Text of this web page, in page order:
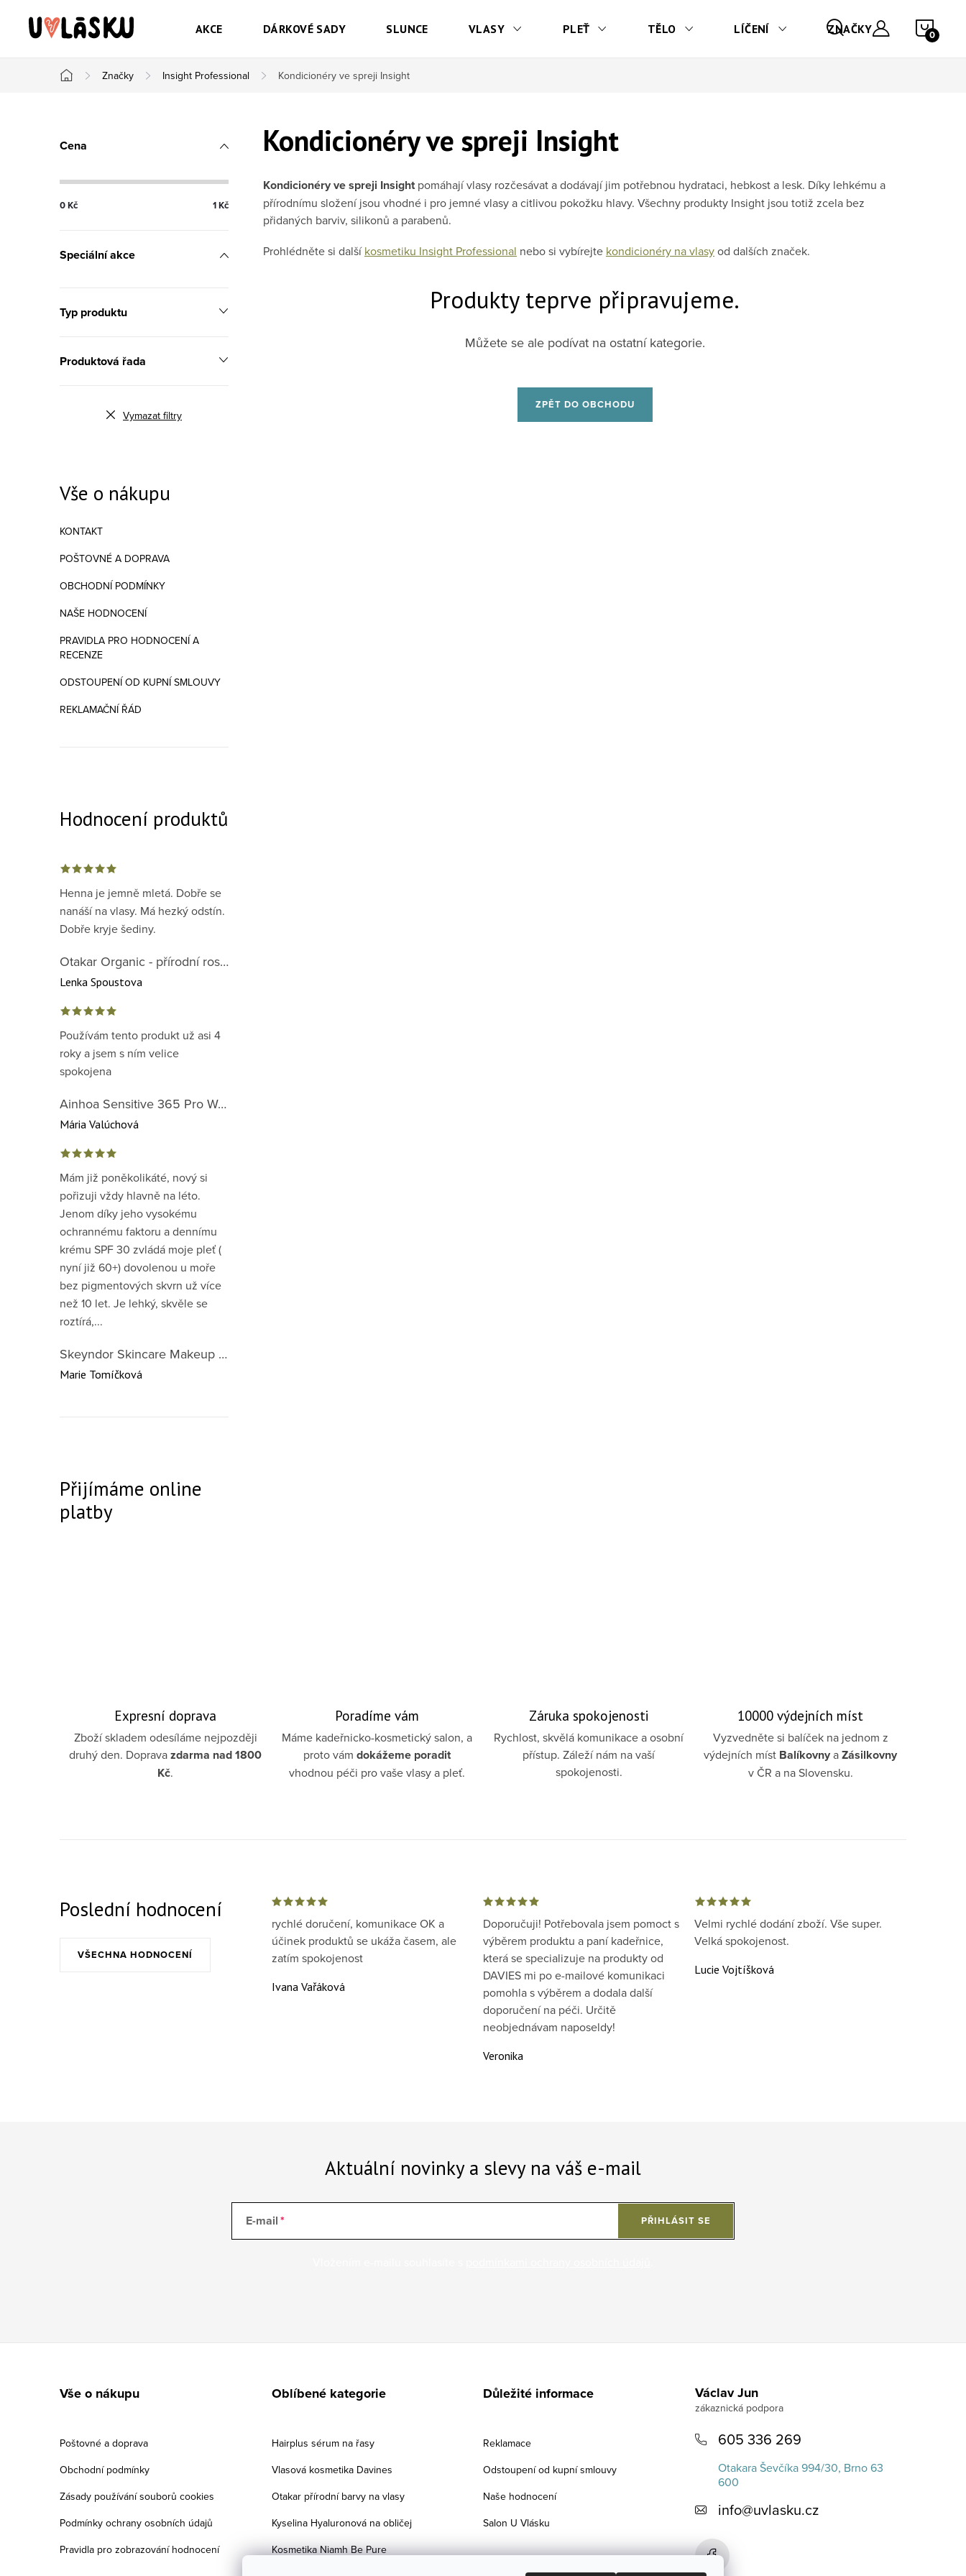
AKCE DÁRKOVÉ SADY SLUNCE VLASY PLEŤ TĚLO LÍČENÍ ZNAČKY
Domů
Značky Insight Professional Kondicionéry ve spreji Insight
Postranní panel
Cena
0Kč 1Kč
Speciální akce
Typ produktu
Produktová řada
Vymazat filtry
Vše o nákupu
KONTAKT
POŠTOVNÉ A DOPRAVA
OBCHODNÍ PODMÍNKY
NAŠE HODNOCENÍ
PRAVIDLA PRO HODNOCENÍ A
RECENZE
ODSTOUPENÍ OD KUPNÍ SMLOUVY
REKLAMAČNÍ ŘÁD
Hodnocení produktů
Henna je jemně mletá. Dobře se
nanáší na vlasy. Má hezký odstín.
Dobře kryje šediny.
Otakar Organic - přírodní rostlinná barva na vlasy červená předpigmentace 1. krok
Lenka Spoustova
Používám tento produkt už asi 4
roky a jsem s ním velice
spokojena
Ainhoa Sensitive 365 Pro Well-Being Cream - zklidňující krém pro normální až suchou citlivou pleť
Mária Valúchová
Mám již poněkolikáté, nový si
pořizuji vždy hlavně na léto.
Jenom díky jeho vysokému
ochrannému faktoru a dennímu
krému SPF 30 zvládá moje pleť (
nyní již 60+) dovolenou u moře
bez pigmentových skvrn už více
než 10 let. Je lehký, skvěle se
roztírá,...
Skeyndor Skincare Makeup DD Cream SPF50 – lehký tónovací krém pro všechny typy pleti 40 ml
Marie Tomíčková
Přijímáme online
platby
Kondicionéry ve spreji Insight
Kondicionéry ve spreji Insight pomáhají vlasy rozčesávat a dodávají jim potřebnou hydrataci, hebkost a lesk. Díky lehkému a
přírodnímu složení jsou vhodné i pro jemné vlasy a citlivou pokožku hlavy. Všechny produkty Insight jsou totiž zcela bez
přidaných barviv, silikonů a parabenů.
Prohlédněte si dalšíkosmetiku Insight Professional nebo si vybírejte kondicionéry na vlasyod dalších značek.
Produkty teprve připravujeme.
Můžete se ale podívat na ostatní kategorie.
ZPĚT DO OBCHODU
Expresní doprava
Zboží skladem odesíláme nejpozději
druhý den. Dopravazdarma nad 1800
Kč.
Poradíme vám
Máme kadeřnicko-kosmetický salon, a
proto vámdokážeme poradit
vhodnou péči pro vaše vlasy a pleť.
Záruka spokojenosti
Rychlost, skvělá komunikace a osobní
přístup. Záleží nám na vaší
spokojenosti.
10000 výdejních míst
Vyzvedněte si balíček na jednom z
výdejních míst BalíkovnyaZásilkovny
v ČR a na Slovensku.
Poslední hodnocení
VŠECHNA HODNOCENÍ
rychlé doručení, komunikace OK a
účinek produktů se ukáža časem, ale
zatím spokojenost
Ivana Vařáková
Doporučuji! Potřebovala jsem pomoct s
výběrem produktu a paní kadeřnice,
která se specializuje na produkty od
DAVIES mi po e-mailové komunikaci
pomohla s výběrem a dodala další
doporučení na péči. Určitě
neobjednávam naposeldy!
Veronika
Velmi rychlé dodání zboží. Vše super.
Velká spokojenost.
Lucie Vojtíšková
Aktuální novinky a slevy na váš e-mail
E-mail PŘIHLÁSIT SE
Vše o nákupu
Poštovné a doprava
Obchodní podmínky
Zásady používání souborů cookies
Podmínky ochrany osobních údajů
Pravidla pro zobrazování hodnocení
Oblíbené kategorie
Hairplus sérum na řasy
Vlasová kosmetika Davines
Otakar přírodní barvy na vlasy
Kyselina Hyaluronová na obličej
Kosmetika Niamh Be Pure
Důležité informace
Reklamace
Odstoupení od kupní smlouvy
Naše hodnocení
Salon U Vlásku
Václav Jun
605 336 269
Otakara Ševčíka 994/30, Brno 63
600
info@uvlasku.cz